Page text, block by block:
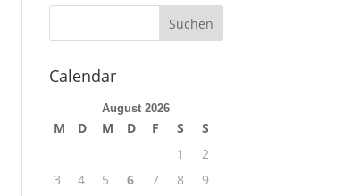
Calendar
August 2026
M D M D F S
S
1
2
3
4 5 6 7 8
9